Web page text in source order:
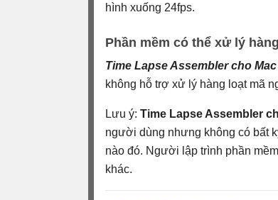
hình xuống 24fps.
Phần mềm có thể xử lý
Time Lapse Assembler cho Mac
không hỗ trợ xử lý hàng loạt mã
Lưu ý: Time Lapse Assembler
người dùng nhưng không có bất
nào đó. Người lập trình phần
khác.